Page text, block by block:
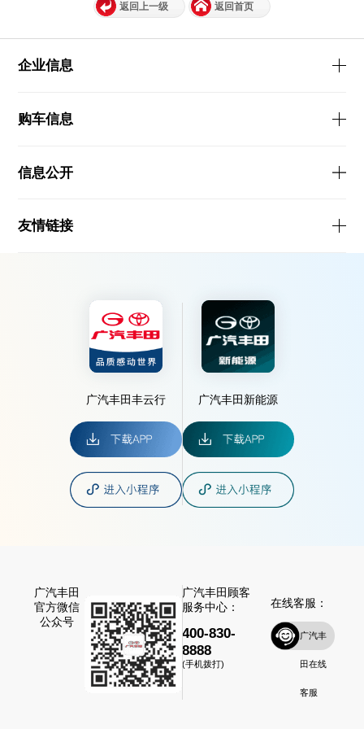
返回上一级 返回首页
企业信息
购车信息
信息公开
友情链接
广汽丰田丰云行 广汽丰田新能源
广汽丰田
官方微信
公众号
广汽丰田顾客
服务中心：
400-830-
8888
(手机拨打)
在线客服：
广汽丰
田在线
客服